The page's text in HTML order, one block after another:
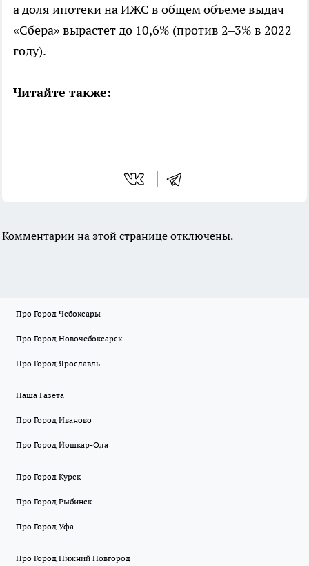
а доля ипотеки на ИЖС в общем объеме выдач
«Сбера» вырастет до 10,6% (против 2–3% в 2022
году).
Читайте также:
Комментарии на этой странице отключены.
Про Город Чебоксары
Про Город Новочебоксарск
Про Город Ярославль
Наша Газета
Про Город Иваново
Про Город Йошкар-Ола
Про Город Курск
Про Город Рыбинск
Про Город Уфа
Про Город Нижний Новгород